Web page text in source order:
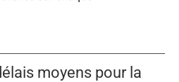
moyens pour la